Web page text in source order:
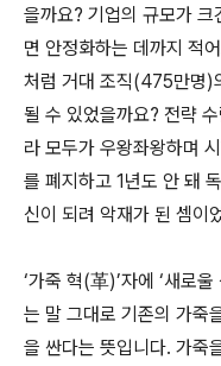
을까요? 기업의 규모가
면 안정화하는 데까지 적
처럼 거대 조직(475만명)
될 수 있었을까요? 전략
라 모두가 우왕좌왕하며
를 폐지하고 1년도 안 돼
신이 되려 악재가 된 셈이
‘가죽 혁(革)’자에 ‘새로
는 말 그대로 기존의 가죽
을 싼다는 뜻입니다. 가죽